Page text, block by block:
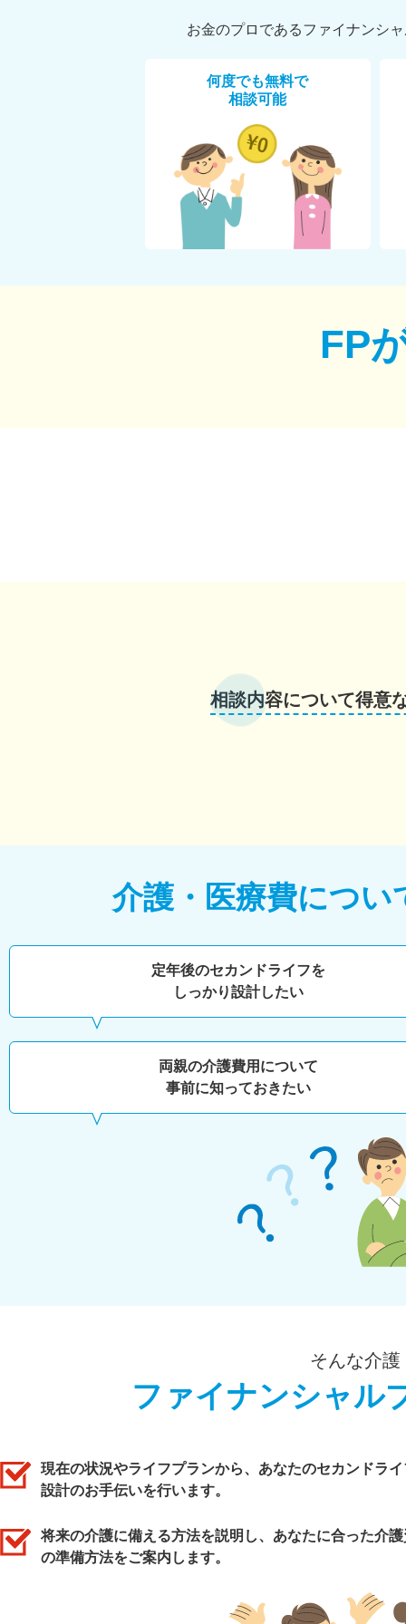
お金のプロであるファイナンシ
何度でも無料で
相談可能
FP
相談内容について得意
介護・医療費につい
定年後のセカンドライフを
しっかり設計したい
両親の介護費用について
事前に知っておきたい
そんな介
ファイナンシャル
現在の状況やライフプランから、あなたのセカンドラ
設計のお手伝いを行います。
将来の介護に備える方法を説明し、あなたに合った介
の準備方法をご案内します。